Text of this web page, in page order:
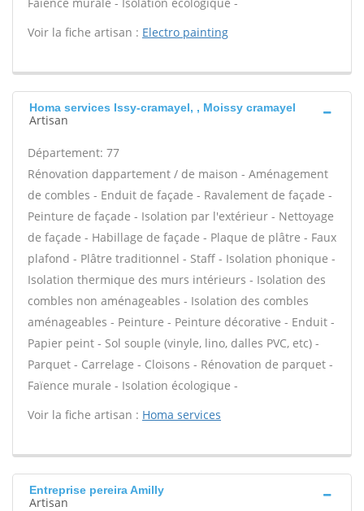
Voir la fiche artisan : Electro painting
Homa services Issy-cramayel, , Moissy cramayel
Artisan
Département: 77
Rénovation dappartement / de maison - Aménagement
de combles - Enduit de façade - Ravalement de façade -
Peinture de façade - Isolation par l'extérieur - Nettoyage
de façade - Habillage de façade - Plaque de plâtre - Faux
plafond - Plâtre traditionnel - Staff - Isolation phonique -
Isolation thermique des murs intérieurs - Isolation des
combles non aménageables - Isolation des combles
aménageables - Peinture - Peinture décorative - Enduit -
Papier peint - Sol souple (vinyle, lino, dalles PVC, etc) -
Parquet - Carrelage - Cloisons - Rénovation de parquet -
Faïence murale - Isolation écologique -
Voir la fiche artisan : Homa services
Entreprise pereira Amilly
Artisan